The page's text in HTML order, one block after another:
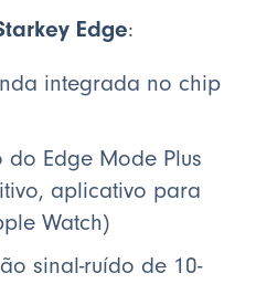
Edge:
integrada no chip
Edge Mode Plus
aplicativo para
Watch)
sinal-ruído de 10-